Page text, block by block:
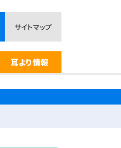
サイトマップ
耳より情報